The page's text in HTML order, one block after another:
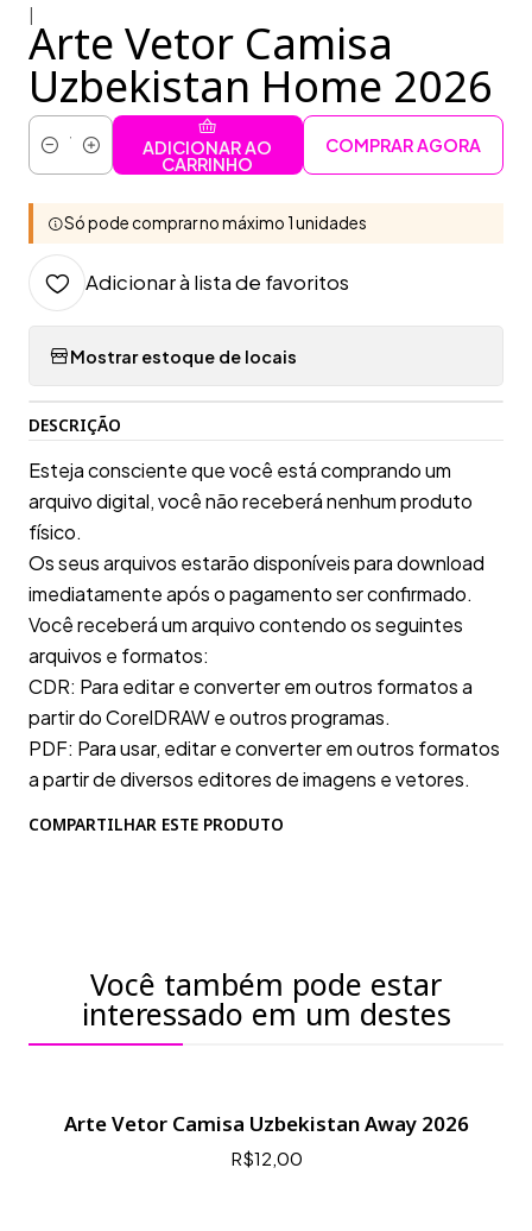
Arte Vetor Camisa
Uzbekistan Home 2026
Quantidade
ADICIONAR AO
CARRINHO
COMPRAR AGORA
Só pode comprar no máximo 1 unidades
Adicionar à lista de favoritos
Mostrar estoque de locais
DESCRIÇÃO
Esteja consciente que você está comprando um
arquivo digital, você não receberá nenhum produto
físico.
Os seus arquivos estarão disponíveis para download
imediatamente após o pagamento ser confirmado.
Você receberá um arquivo contendo os seguintes
arquivos e formatos:
CDR: Para editar e converter em outros formatos a
partir do CorelDRAW e outros programas.
PDF: Para usar, editar e converter em outros formatos
a partir de diversos editores de imagens e vetores.
COMPARTILHAR ESTE PRODUTO
Você também pode estar
interessado em um destes
Arte Vetor Camisa Uzbekistan Away 2026
R$12,00